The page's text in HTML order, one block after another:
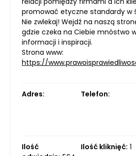
promować etyczne standardy w
Nie zwlekaj! Wejdź na naszą
gdzie czeka na Ciebie mnóstwo
informacji i inspiracji.
Strona www:
https://
Adres: Telefon:
Ilość
Ilość kliknięć: 1